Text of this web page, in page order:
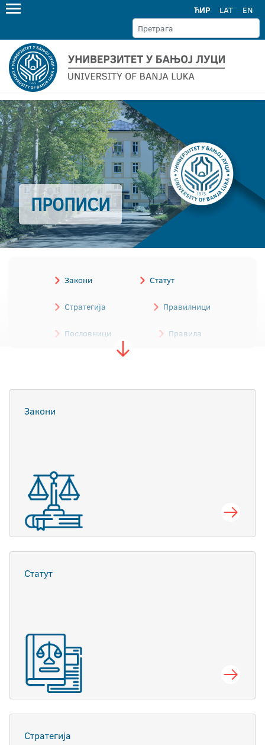
ЋИР LAT EN
ПРОПИСИ
Закони Статут
Стратегија Правилници
Пословници Правила
Обрасци Остали акти
Закони
Статут
Стратегија